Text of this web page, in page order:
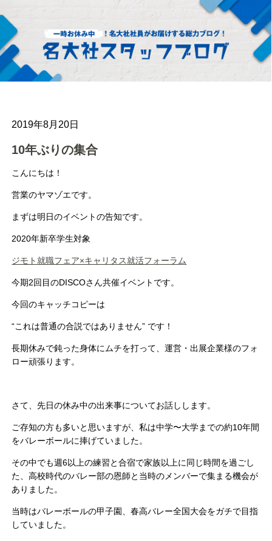
2019年8月20日
10年ぶりの集合
こんにちは！
営業のヤマゾエです。
まずは明日のイベントの告知です。
2020年新卒学生対象
ジモト就職フェア×キャリタス就活フォーラム
今期2回目のDISCOさん共催イベントです。
今回のキャッチコピーは
“これは普通の合説ではありません” です！
長期休みで鈍った身体にムチを打って、運営・出展企業様のフォ
ロー頑張ります。
さて、先日の休み中の出来事についてお話しします。
ご存知の方も多いと思いますが、私は中学〜大学までの約10年間
をバレーボールに捧げていました。
その中でも週6以上の練習と合宿で家族以上に同じ時間を過ごし
た、高校時代のバレー部の恩師と当時のメンバーで集まる機会が
ありました。
当時はバレーボールの甲子園、春高バレー全国大会をガチで目指
していました。